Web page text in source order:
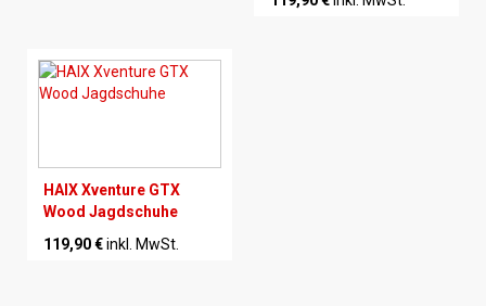
HAIX Xventure GTX
Wood Jagdschuhe
119,90 €inkl. MwSt.